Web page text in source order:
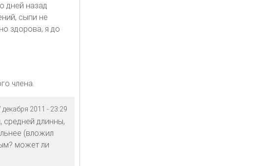
дней назад
сыпи не
здорова, я до
члена.
декабря 2011 - 23:29
средней длинны,
(вложил
может ли